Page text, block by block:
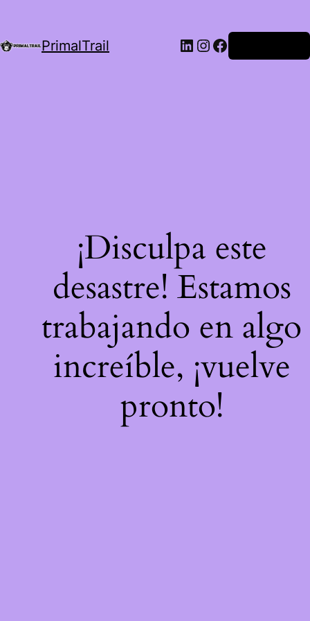
PrimalTrail LinkedIn
Instagram
Facebook
¡Disculpa este
desastre! Estamos
trabajando en algo
increíble, ¡vuelve
pronto!